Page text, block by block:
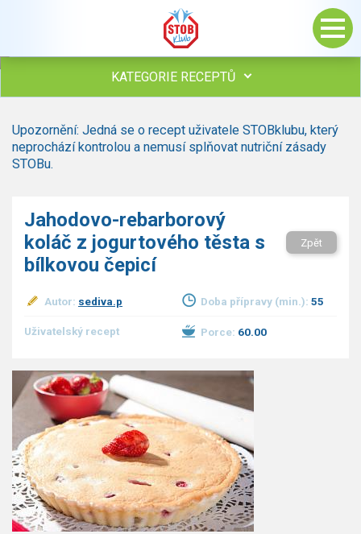
KATEGORIE RECEPTŮ
Polévky
Studená kuchyně
Bezmasé a zeleninové
Saláty
Sladké pokrmy
Nápoje
Ostatní
GLP-1 recepty
Upozornění: Jedná se o recept uživatele STOBklubu, který
neprochází kontrolou a nemusí splňovat nutriční zásady
STOBu.
Jahodovo-rebarborový
koláč z jogurtového těsta s
bílkovou čepicí
Zpět
Autor: sediva.p Doba přípravy (min.): 55
Uživatelský recept Porce: 60.00